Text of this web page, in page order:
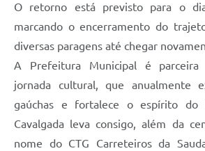
O retorno está previsto para o
marcando o encerramento do
diversas paragens até chegar
A Prefeitura Municipal é parceira
jornada cultural, que anualmente
gaúchas e fortalece o espírito do
Cavalgada leva consigo, além da
nome do CTG Carreteiros da